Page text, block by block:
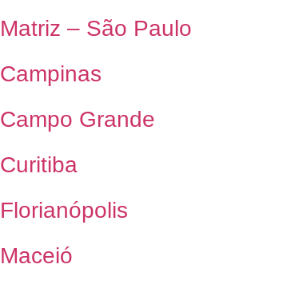
Matriz – São Paulo
Campinas
Campo Grande
Curitiba
Florianópolis
Maceió